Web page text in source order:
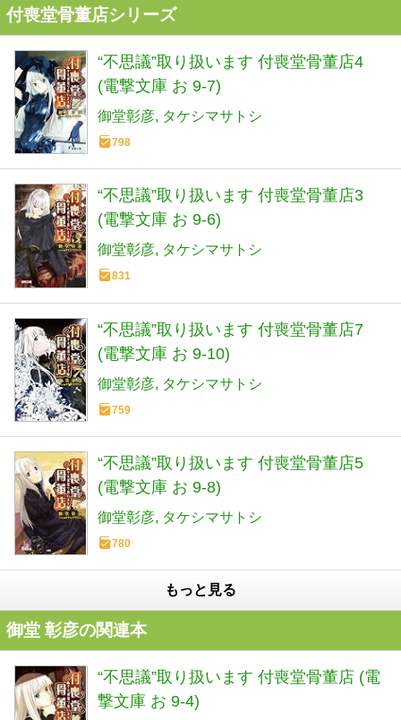
付喪堂骨董店シリーズ
“不思議”取り扱います 付喪堂骨董店4
(電撃文庫 お 9-7)
御堂彰彦 タケシマサトシ
798
“不思議”取り扱います 付喪堂骨董店3
(電撃文庫 お 9-6)
御堂彰彦 タケシマサトシ
831
“不思議”取り扱います 付喪堂骨董店7
(電撃文庫 お 9-10)
御堂彰彦 タケシマサトシ
759
“不思議”取り扱います 付喪堂骨董店5
(電撃文庫 お 9-8)
御堂彰彦 タケシマサトシ
780
もっと見る
御堂 彰彦の関連本
“不思議”取り扱います 付喪堂骨董店 (電
撃文庫 お 9-4)